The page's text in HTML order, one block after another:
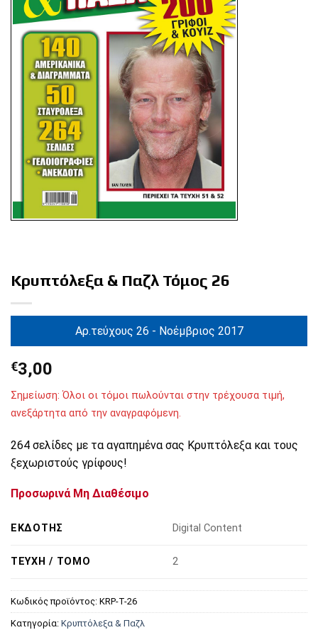
Κρυπτόλεξα & Παζλ Τόμος 26
Αρ.τεύχους 26 - Νοέμβριος 2017
€3,00
Σημείωση: Όλοι οι τόμοι πωλούνται στην τρέχουσα τιμή,
ανεξάρτητα από την αναγραφόμενη.
264 σελίδες με τα αγαπημένα σας Κρυπτόλεξα και τους
ξεχωριστούς γρίφους!
Προσωρινά Μη Διαθέσιμο
ΕΚΔΌΤΗΣ Digital Content
ΤΕΎΧΗ / ΤΌΜΟ 2
Κωδικός προϊόντος: KRP-T-26
Κατηγορία: Κρυπτόλεξα & Παζλ